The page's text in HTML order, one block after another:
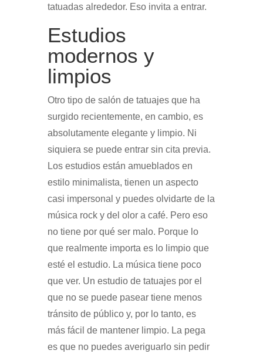
tatuadas alrededor. Eso invita a entrar.
Estudios
modernos y
limpios
Otro tipo de salón de tatuajes que ha
surgido recientemente, en cambio, es
absolutamente elegante y limpio. Ni
siquiera se puede entrar sin cita previa.
Los estudios están amueblados en
estilo minimalista, tienen un aspecto
casi impersonal y puedes olvidarte de la
música rock y del olor a café. Pero eso
no tiene por qué ser malo. Porque lo
que realmente importa es lo limpio que
esté el estudio. La música tiene poco
que ver. Un estudio de tatuajes por el
que no se puede pasear tiene menos
tránsito de público y, por lo tanto, es
más fácil de mantener limpio. La pega
es que no puedes averiguarlo sin pedir